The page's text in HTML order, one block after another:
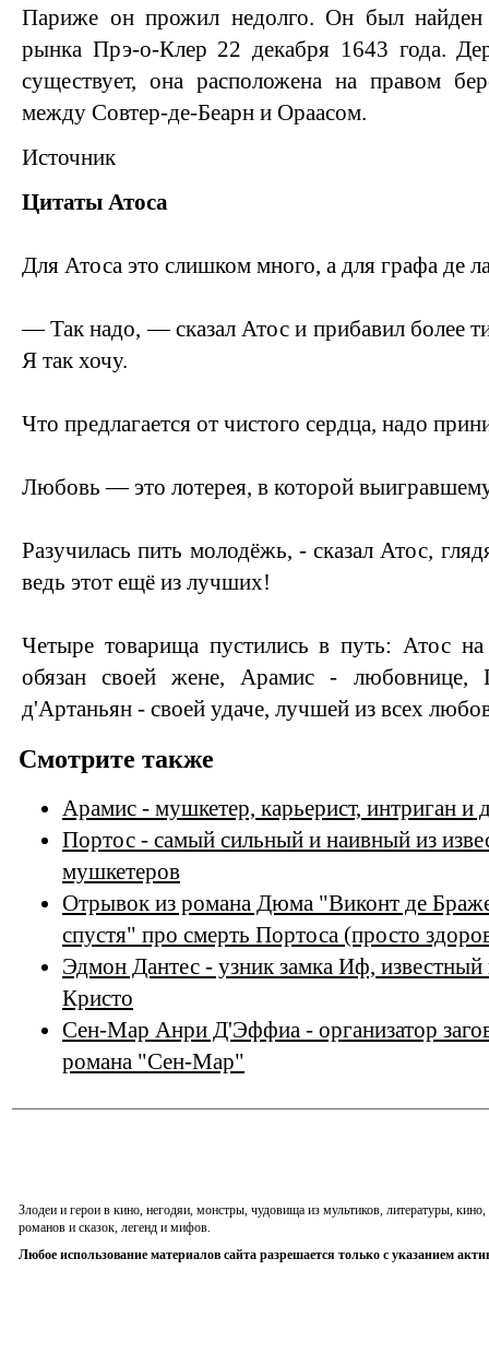
Париже он прожил недолго. Он был найден
рынка Прэ-о-Клер 22 декабря 1643 года.
существует, она расположена на правом
между Совтер-де-Беарн и Ораасом.
Источник
Цитаты Атоса
Для Атоса это слишком много, а для графа де
— Так надо, — сказал Атос и прибавил более
Я так хочу.
Что предлагается от чистого сердца, надо
Любовь — это лотерея, в которой
Разучилась пить молодёжь, - сказал Атос,
ведь этот ещё из лучших!
Четыре товарища пустились в путь: Атос
обязан своей жене, Арамис -
д'Артаньян - своей удаче, лучшей из всех
Смотрите также
Арамис - мушкетер, карьерист, интриган и
Портос - самый сильный и наивный из
мушкетеров
Отрывок из романа Дюма "Виконт де
спустя" про смерть Портоса (просто
Эдмон Дантес - узник замка Иф,
Кристо
Сен-Мар Анри Д'Эффиа - организатор
романа "Сен-Мар"
Злодеи и герои в кино, негодяи, монстры, чудовища из мультиков, литературы,
романов и сказок, легенд и мифов.
Любое использование материалов сайта разрешается только с указанием